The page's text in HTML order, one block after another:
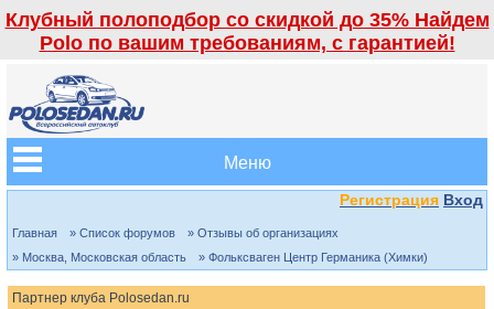
Клубный полоподбор со скидкой до 35% Найдем
Polo по вашим требованиям, с гарантией!
Меню
Регистрация Вход
Главная » Список форумов
» Отзывы об организациях
» Москва, Московская область
» Фольксваген Центр Германика (Химки)
Партнер клуба Polosedan.ru